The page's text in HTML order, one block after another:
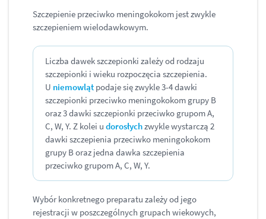
Szczepienie przeciwko meningokokom jest zwykle
szczepieniem wielodawkowym.
Liczba dawek szczepionki zależy od rodzaju
szczepionki i wieku rozpoczęcia szczepienia.
U niemowląt podaje się zwykle 3-4 dawki
szczepionki przeciwko meningokokom grupy B
oraz 3 dawki szczepionki przeciwko grupom A,
C, W, Y. Z kolei u dorosłychzwykle wystarczą 2
dawki szczepienia przeciwko meningokokom
grupy B oraz jedna dawka szczepienia
przeciwko grupom A, C, W, Y.
Wybór konkretnego preparatu zależy od jego
rejestracji w poszczególnych grupach wiekowych,